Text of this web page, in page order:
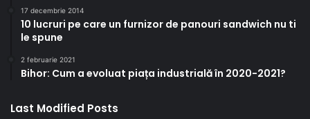
17 decembrie 2014
10 lucruri pe care un furnizor de panouri sandwich nu ti
le spune
2 februarie 2021
Bihor: Cum a evoluat piața industrială în 2020-2021?
Last Modified Posts